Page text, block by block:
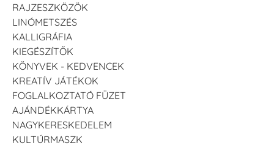
RAJZESZKÖZÖK
LINÓMETSZÉS
KALLIGRÁFIA
KIEGÉSZÍTŐK
KÖNYVEK - KEDVENCEK
KREATÍV JÁTÉKOK
FOGLALKOZTATÓ FÜZET
AJÁNDÉKKÁRTYA
NAGYKERESKEDELEM
KULTÚRMASZK